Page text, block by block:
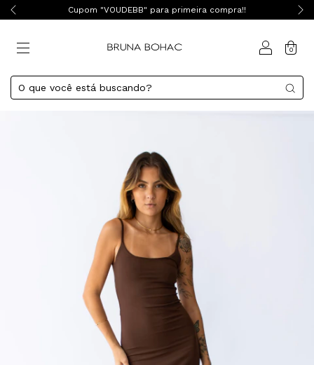
Cupom "VOUDEBB" para primeira compra!!
0